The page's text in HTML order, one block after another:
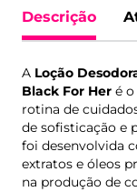
Descrição
A Loção
Black For Her é
rotina de
de sofisticação e
foi desenvolvida
extratos e óleos
na produção de